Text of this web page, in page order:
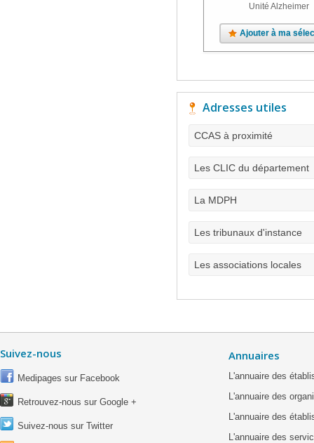
Unité Alzheimer
Ajouter à ma
Adresses utiles
CCAS à proximité
Les CLIC du département
La MDPH
Les tribunaux d'instance
Les associations locales
Suivez-nous
Medipages sur Facebook
Retrouvez-nous sur Google +
Suivez-nous sur Twitter
Annuaires
L'annuaire des
L'annuaire des
L'annuaire des
L'annuaire des